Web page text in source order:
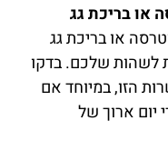
או בריכת גג
או בריכת גג
לשהות שלכם. בדקו
הזו, במיוחד אם
ארוך של